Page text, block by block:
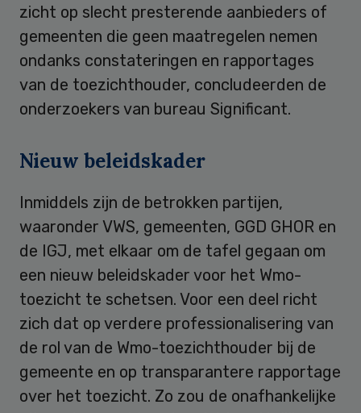
zicht op slecht presterende aanbieders of
gemeenten die geen maatregelen nemen
ondanks constateringen en rapportages
van de toezichthouder, concludeerden de
onderzoekers van bureau Significant.
Nieuw beleidskader
Inmiddels zijn de betrokken partijen,
waaronder VWS, gemeenten, GGD GHOR en
de IGJ, met elkaar om de tafel gegaan om
een nieuw beleidskader voor het Wmo-
toezicht te schetsen. Voor een deel richt
zich dat op verdere professionalisering van
de rol van de Wmo-toezichthouder bij de
gemeente en op transparantere rapportage
over het toezicht. Zo zou de onafhankelijke